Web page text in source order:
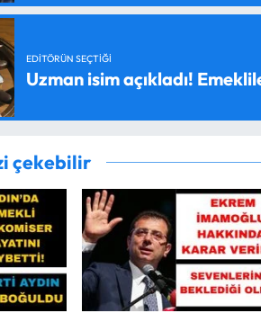
EDITÖRÜN SEÇTIĞI
Uzman isim açıkladı!
çekebilir